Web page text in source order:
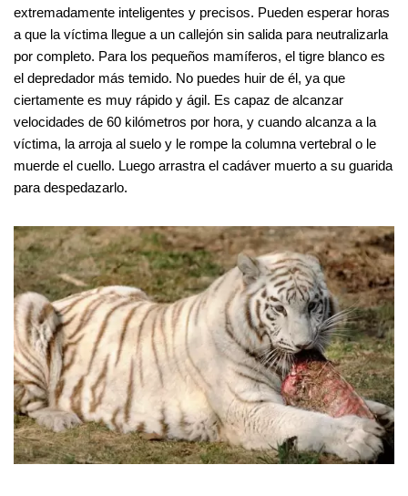
extremadamente inteligentes y precisos. Pueden esperar horas
a que la víctima llegue a un callejón sin salida para neutralizarla
por completo. Para los pequeños mamíferos, el tigre blanco es
el depredador más temido. No puedes huir de él, ya que
ciertamente es muy rápido y ágil. Es capaz de alcanzar
velocidades de 60 kilómetros por hora, y cuando alcanza a la
víctima, la arroja al suelo y le rompe la columna vertebral o le
muerde el cuello. Luego arrastra el cadáver muerto a su guarida
para despedazarlo.